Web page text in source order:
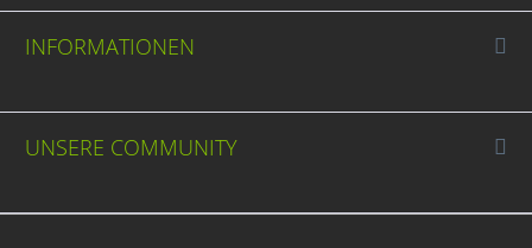
INFORMATIONEN
UNSERE COMMUNITY